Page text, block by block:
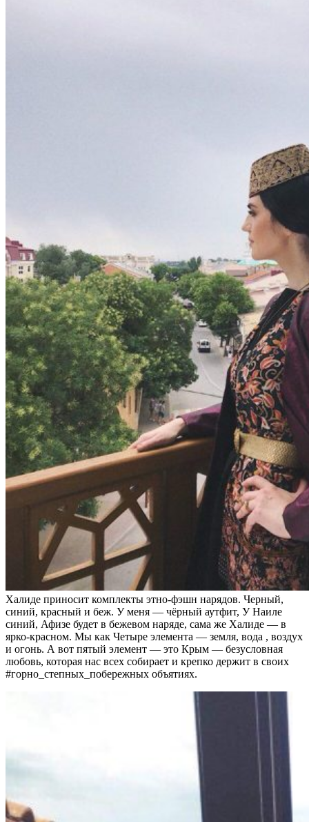
Халиде приносит комплекты этно-фэшн нарядов. Черный,
синий, красный и беж. У меня — чёрный аутфит, У Наиле
синий, Афизе будет в бежевом наряде, сама же Халиде — в
ярко-красном. Мы как Четыре элемента — земля, вода , воздух
и огонь. А вот пятый элемент — это Крым — безусловная
любовь, которая нас всех собирает и крепко держит в своих
#горно_степных_побережных объятиях.